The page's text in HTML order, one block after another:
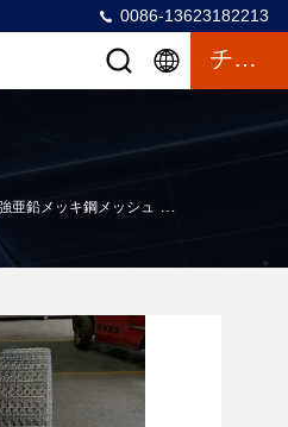
0086-13623182213
チャット
亜鉛メッキ鋼メッシュ >